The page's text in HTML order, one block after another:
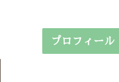
プロフィール